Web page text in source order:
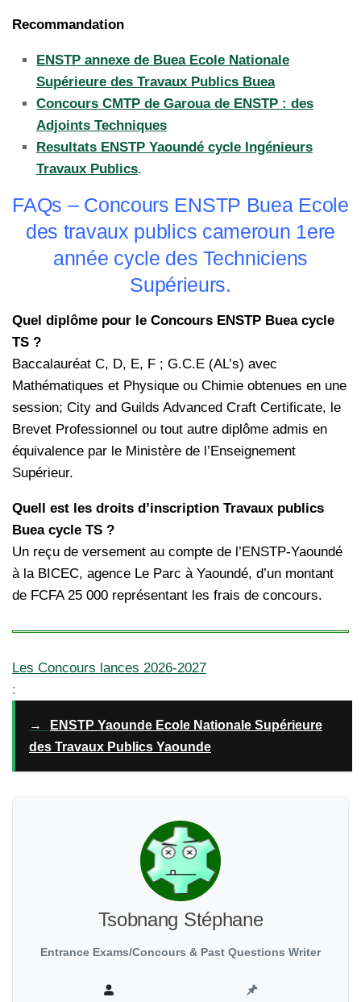
Recommandation
ENSTP annexe de Buea Ecole Nationale
Supérieure des Travaux Publics Buea
Concours CMTP de Garoua de ENSTP : des
Adjoints Techniques
Resultats ENSTP Yaoundé cycle Ingénieurs
Travaux Publics.
FAQs – Concours ENSTP Buea Ecole
des travaux publics cameroun 1ere
année cycle des Techniciens
Supérieurs.
Quel diplôme pour le Concours ENSTP Buea cycle
TS ?
Baccalauréat C, D, E, F ; G.C.E (AL’s) avec
Mathématiques et Physique ou Chimie obtenues en une
session; City and Guilds Advanced Craft Certificate, le
Brevet Professionnel ou tout autre diplôme admis en
équivalence par le Ministère de l’Enseignement
Supérieur.
Quell est les droits d’inscription Travaux publics
Buea cycle TS ?
Un reçu de versement au compte de l’ENSTP-Yaoundé
à la BICEC, agence Le Parc à Yaoundé, d’un montant
de FCFA 25 000 représentant les frais de concours.
Les Concours lances 2026-2027
:
→
ENSTP Yaounde Ecole Nationale Supérieure
des Travaux Publics Yaounde
Tsobnang Stéphane
Entrance Exams/Concours & Past Questions Writer